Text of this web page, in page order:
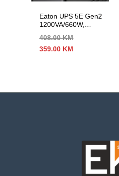
Eaton UPS 5E Gen2
1200VA/660W,
Interactive, 6 x IEC
C13 Outputs; 1 USB
Typical Backup 1 PC
408.00KM
Izvorna
359.00 KM